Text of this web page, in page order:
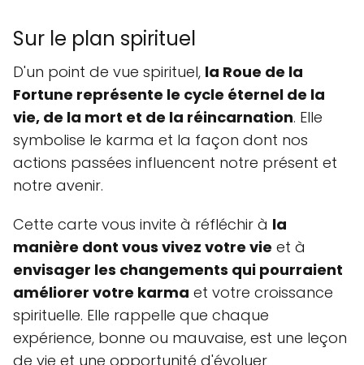
Sur le plan spirituel
D'un point de vue spirituel, la Roue de la
Fortune représente le cycle éternel de la
vie, de la mort et de la réincarnation. Elle
symbolise le karma et la façon dont nos
actions passées influencent notre présent et
notre avenir.
Cette carte vous invite à réfléchir à la
manière dont vous vivez votre vie et à
envisager les changements qui pourraient
améliorer votre karma et votre croissance
spirituelle. Elle rappelle que chaque
expérience, bonne ou mauvaise, est une leçon
de vie et une opportunité d'évoluer